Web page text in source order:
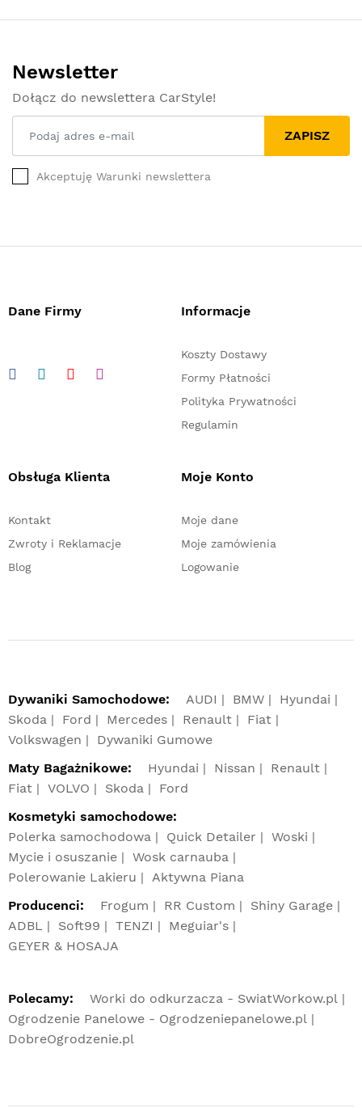
Newsletter
Dołącz do newslettera CarStyle!
ZAPISZ
Akceptuję Warunki newslettera
Dane Firmy Informacje
Koszty Dostawy
Formy Płatności
Polityka Prywatności
Regulamin
Obsługa Klienta
Kontakt
Zwroty i Reklamacje
Blog
Moje Konto
Moje dane
Moje zamówienia
Logowanie
Dywaniki Samochodowe: AUDI BMW
Hyundai
Skoda
Ford Mercedes Renault
Fiat
Volkswagen
Dywaniki Gumowe
Maty Bagażnikowe:
Hyundai Nissan
Renault
Fiat
VOLVO Skoda
Ford
Kosmetyki samochodowe:
Polerka samochodowa
Quick Detailer
Woski
Mycie i osuszanie
Wosk carnauba
Polerowanie Lakieru
Aktywna Piana
Producenci:
Frogum RR Custom
Shiny Garage
ADBL
Soft99 TENZI
Meguiar's
GEYER & HOSAJA
Polecamy:
Worki do odkurzacza - SwiatWorkow.pl
Ogrodzenie Panelowe - Ogrodzeniepanelowe.pl
DobreOgrodzenie.pl